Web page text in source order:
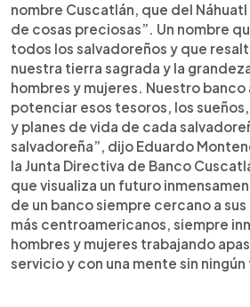
nombre Cuscatlán, que del
de cosas preciosas”. Un nombre
todos los salvadoreños y que
nuestra tierra sagrada y la
hombres y mujeres. Nuestro banco
potenciar esos tesoros, los
y planes de vida de cada
salvadoreña”, dijo Eduardo
la Junta Directiva de Banco
que visualiza un futuro
de un banco siempre cercano a
más centroamericanos, siempre
hombres y mujeres trabajando
servicio y con una mente sin